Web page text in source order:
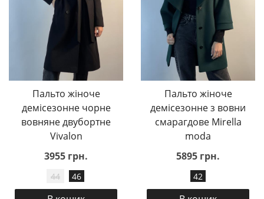
Пальто жіноче
демісезонне чорне
вовняне двубортне
Vivalon
3955 грн.
44 46
Пальто жіноче
демісезонне з вовни
смарагдове Mirella
moda
5895 грн.
42